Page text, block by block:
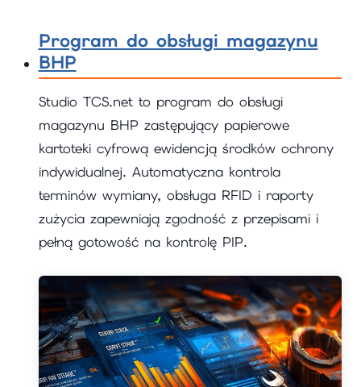
Program do obsługi magazynu
BHP
Studio TCS.net to program do obsługi
magazynu BHP zastępujący papierowe
kartoteki cyfrową ewidencją środków ochrony
indywidualnej. Automatyczna kontrola
terminów wymiany, obsługa RFID i raporty
zużycia zapewniają zgodność z przepisami i
pełną gotowość na kontrolę PIP.